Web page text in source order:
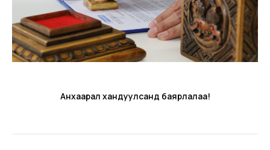
Анхаарал хандуулсанд баярлалаа!